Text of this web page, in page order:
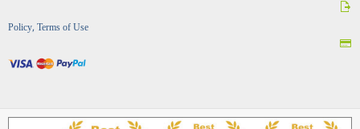
Policy, Terms of Use